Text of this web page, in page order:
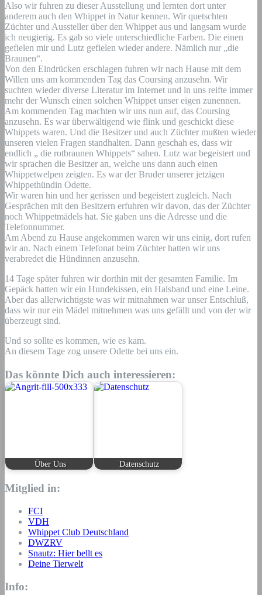
Also wir fuhren zu dieser Ausstellung und lernten dort unter
anderem auch den Whippet in Natur kennen. Wir quetschten
Züchter und Aussteller über den Whippet aus und langsam wurde
ich neugierig. Es gab so viele unterschiedliche Farben. Die einen
gefielen mir und Lutz gefielen wieder andere. Nämlich nur „die
Braunen“.
Von den Eindrücken erschlagen fuhren wir nach Hause mit dem
Willen uns am kommenden Tag das Coursing anzusehn. Wir
suchten wieder diverse Literatur im Internet und in uns reifte immer
mehr der Wunsch einen solchen Whippet unser eigen zunennen.
Am kommenden Tag machten wir uns nun auf, das Coursing
anzusehn. Es war überwältigend wie flink und geschickt diese
Whippets waren. Und die Besitzer und auch Züchter mußten wieder
unseren vielen Fragen standhalten. Dann geschah es, dass wir
endlich „ die rotbraunen Whippets“ sahen. Lutz war begeistert und
wir sprachen die Besitzer an, welche uns dann auch einen
Whippetwelpen zeigten. Es war der Bruder unserer jetzigen
Whippethündin Odette.
Wir waren hin und her gerissen und begeistert zugleich. Nach
Gesprächen mit den Besitzern erfuhren wir davon, das der Züchter
noch Whippetmädels hat. Sie gaben uns die Adresse und die
Telefonnummer.
Am Abend zu Hause angekommen waren wir uns einig, dort rufen
wir an. Nach einem Telefonat beim Züchter hatten wir uns
verabredet die Hündinnen anzusehn.
14 Tage später fuhren wir dorthin mit der gesamten Familie. Im
Gepäck hatten wir ein Hundekissen, ein Halsband und eine Leine.
Aber das allerwichtigste was wir mitnahmen war unser Entschluß,
dass wir nur ein Mädel mitnehmen was uns gefällt und von der wir
überzeugt sind.
Und so sollte es kommen, wie es kam.
An diesem Tage zog unsere Odette bei uns ein.
Das könnte Dich auch interessieren:
Über Uns Datenschutz
Mitglied in:
FCI
VDH
Whippet Club Deutschland
DWZRV
Snautz: Hier bellt es
Deine Tierwelt
Info: